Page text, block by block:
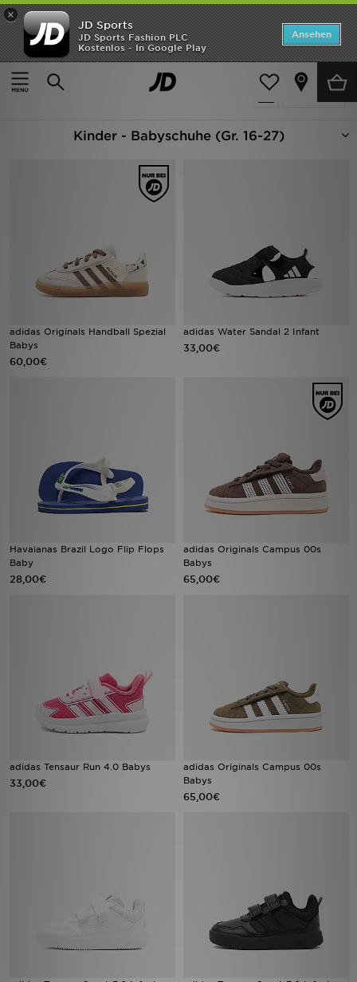
×
JD Sports
JD Sports Fashion PLC
Kostenlos - In Google Play
Ansehen
Startseite
Kinder Babyschuhe (Gr. 16-27)
verfeinern
163 Produkte
Kinder - Babyschuhe (Gr. 16-27)
adidas Originals Handball Spezial
Babys
60,00€
adidas Water Sandal 2 Infant
33,00€
Havaianas Brazil Logo Flip Flops
Baby
28,00€
adidas Originals Campus 00s
Babys
65,00€
adidas Tensaur Run 4.0 Babys
33,00€
adidas Originals Campus 00s
Babys
65,00€
Startseite
ANGEBOTE
Bestsellers
Fußball
Geschenkkarte
Filialfinder
Meine Nachrichten
Trending Styles